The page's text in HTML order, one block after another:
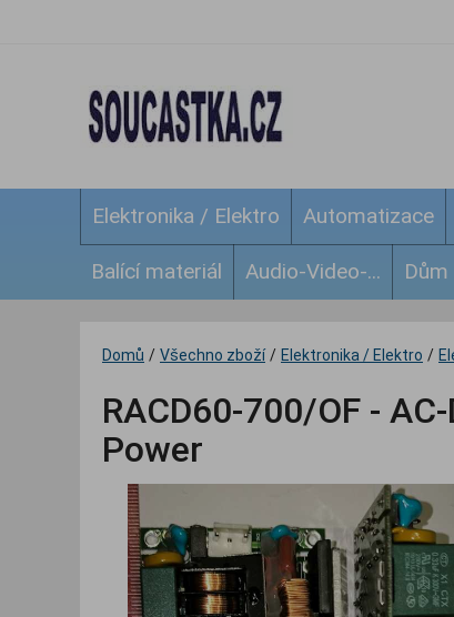
Elektronika / Elektro Automatizace
Balící materiál Audio-Video-...
Domů / Všechno zboží / Elektronika / Elektro /
RACD60-700/OF -
Power